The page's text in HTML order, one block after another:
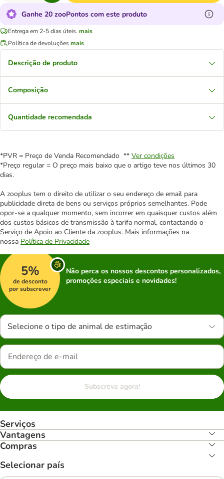
Ganhe 20 zooPontos com este produto
Entrega em 2-5 dias úteis. mais
Política de devoluçõesmais
Descrição de produto
Composição
Quantidade recomendada
*PVR = Preço de Venda Recomendado ** Ver condições
*Preço regular = O preço mais baixo que o artigo teve nos últimos 30
dias.
A zooplus tem o direito de utilizar o seu endereço de email para
publicidade direta de bens ou serviços próprios semelhantes. Pode
opor-se a qualquer momento, sem incorrer em quaisquer custos além
dos custos básicos de transmissão à tarifa normal, contactando o
Serviço de Apoio ao Cliente da zooplus. Mais informações na
nossa Política de Privacidade
5%
de desconto
por subscrever
Não perca os nossos descontos personalizados,
promoções especiais e novidades!
Selecione o tipo de animal de estimação
Subscreva agora!
Serviços
Vantagens
Compras
Selecionar país